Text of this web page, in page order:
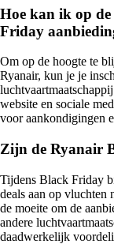
Hoe kan ik op
Friday
Om op de hoogte te
Ryanair, kun je je
website en sociale
voor aankondigingen
Zijn de Ryanair
Tijdens Black Friday
deals aan op vluchten
de moeite om de
andere
daadwerkelijk